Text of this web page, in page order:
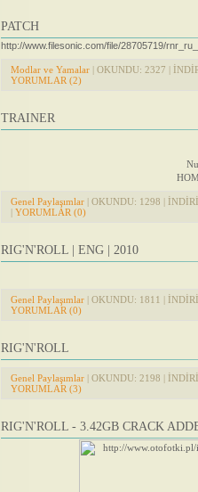
PATCH
http://www.filesonic.com/file/28705719/
Modlar ve Yamalar | OKUNDU: 2327 |
YORUMLAR (2)
TRAINER
Genel Paylaşımlar | OKUNDU: 1298 |
| YORUMLAR (0)
RIG'N'ROLL | ENG | 2010
Genel Paylaşımlar | OKUNDU: 1811 |
YORUMLAR (0)
RIG'N'ROLL
Genel Paylaşımlar | OKUNDU: 2198 |
YORUMLAR (3)
RIG'N'ROLL - 3.42GB CRACK